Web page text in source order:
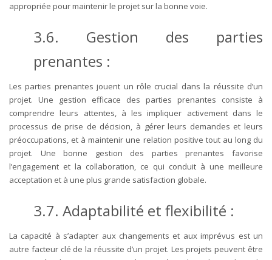
appropriée pour maintenir le projet sur la bonne voie.
3.6. Gestion des parties
prenantes :
Les parties prenantes jouent un rôle crucial dans la réussite d’un
projet. Une gestion efficace des parties prenantes consiste à
comprendre leurs attentes, à les impliquer activement dans le
processus de prise de décision, à gérer leurs demandes et leurs
préoccupations, et à maintenir une relation positive tout au long du
projet. Une bonne gestion des parties prenantes favorise
l’engagement et la collaboration, ce qui conduit à une meilleure
acceptation et à une plus grande satisfaction globale.
3.7. Adaptabilité et flexibilité :
La capacité à s’adapter aux changements et aux imprévus est un
autre facteur clé de la réussite d’un projet. Les projets peuvent être